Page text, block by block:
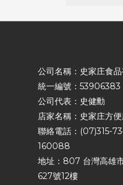
公司名稱：史家庄食
統一編號：53906383
公司代表：史健勳
店家名稱：史家庄方
聯絡電話：(07)315-
160088
地址：807 台灣高雄
627號12樓